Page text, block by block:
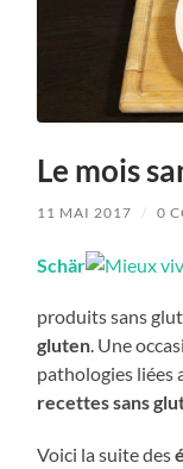
Le mois
11 MAI 2017 / 0
Schär
produits sans
gluten . Une
pathologies liées
recettes sans
Voici la suite des